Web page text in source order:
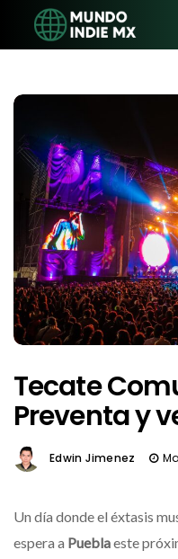
Tecate
Preventa y
Edwin Jimenez
Un día donde el éxtasis
espera a Pueblaeste